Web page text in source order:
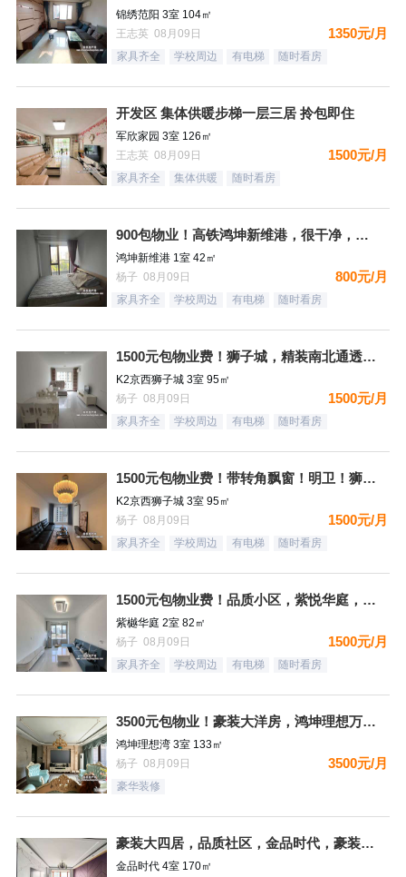
锦绣范阳 3室 104㎡
王志英 08月09日
1350元/月
家具齐全 学校周边 有电梯 随时看房
开发区 集体供暖步梯一层三居 拎包即住
军欣家园 3室 126㎡
王志英 08月09日
1500元/月
家具齐全 集体供暖 随时看房
900包物业！高铁鸿坤新维港，很干净，家具家电齐全，看房方便
鸿坤新维港 1室 42㎡
杨子 08月09日
800元/月
家具齐全 学校周边 有电梯 随时看房
1500元包物业费！狮子城，精装南北通透大三居，家具家电齐全
K2京西狮子城 3室 95㎡
杨子 08月09日
1500元/月
家具齐全 学校周边 有电梯 随时看房
1500元包物业费！带转角飘窗！明卫！狮子城，南北通透三居，
K2京西狮子城 3室 95㎡
杨子 08月09日
1500元/月
家具齐全 学校周边 有电梯 随时看房
1500元包物业费！品质小区，紫悦华庭，南北通透精装二居，都
紫樾华庭 2室 82㎡
杨子 08月09日
1500元/月
家具齐全 学校周边 有电梯 随时看房
3500元包物业！豪装大洋房，鸿坤理想万，家具家电齐全，拎包
鸿坤理想湾 3室 133㎡
杨子 08月09日
3500元/月
豪华装修
豪装大四居，品质社区，金品时代，豪装双卫，看房有钥匙
金品时代 4室 170㎡